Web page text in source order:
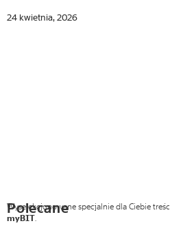
24 kwietnia, 2026
Polecane
Wyselekcjonowane specjalnie dla Ciebie
myBIT.